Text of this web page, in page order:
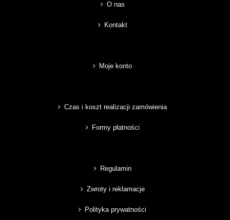
O nas
Kontakt
Moje konto
Czas i koszt realizacji zamówienia
Formy płatności
Regulamin
Zwroty i reklamacje
Polityka prywatności